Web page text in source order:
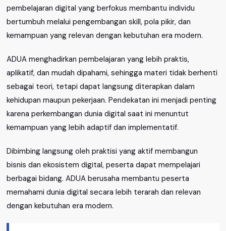
pembelajaran digital yang berfokus membantu individu
bertumbuh melalui pengembangan skill, pola pikir, dan
kemampuan yang relevan dengan kebutuhan era modern.
ADUA menghadirkan pembelajaran yang lebih praktis,
aplikatif, dan mudah dipahami, sehingga materi tidak berhenti
sebagai teori, tetapi dapat langsung diterapkan dalam
kehidupan maupun pekerjaan. Pendekatan ini menjadi penting
karena perkembangan dunia digital saat ini menuntut
kemampuan yang lebih adaptif dan implementatif.
Dibimbing langsung oleh praktisi yang aktif membangun
bisnis dan ekosistem digital, peserta dapat mempelajari
berbagai bidang. ADUA berusaha membantu peserta
memahami dunia digital secara lebih terarah dan relevan
dengan kebutuhan era modern.